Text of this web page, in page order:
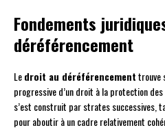
Fondements
déréférencement
Ledroit au déréférencementtrouve
progressive d’un droit à la protection
s’est construit par strates successives,
pour aboutir à un cadre relativement